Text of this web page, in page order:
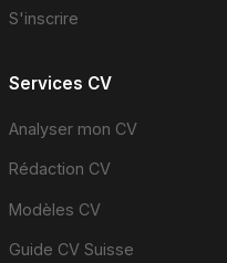
S'inscrire
Services CV
Analyser mon CV
Rédaction CV
Modèles CV
Guide CV Suisse